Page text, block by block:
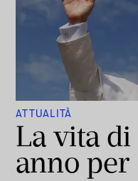
ATTUALITÀ
La vita
anno per